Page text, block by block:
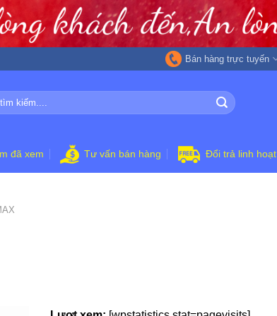
Bán hàng trực tuyến
đã xem Tư vấn bán hàng Đổi trả linh hoạt